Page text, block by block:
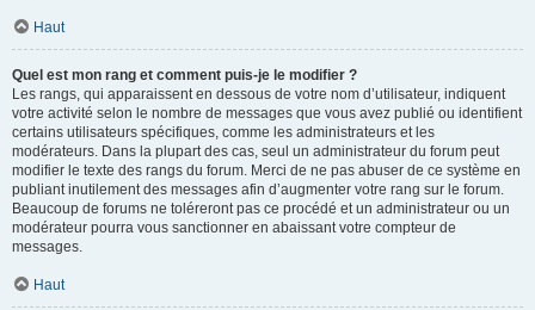
Haut
Quel est mon rang et comment puis-je le modifier ?
Les rangs, qui apparaissent en dessous de votre nom d’utilisateur, indiquent
votre activité selon le nombre de messages que vous avez publié ou identifient
certains utilisateurs spécifiques, comme les administrateurs et les
modérateurs. Dans la plupart des cas, seul un administrateur du forum peut
modifier le texte des rangs du forum. Merci de ne pas abuser de ce système en
publiant inutilement des messages afin d’augmenter votre rang sur le forum.
Beaucoup de forums ne toléreront pas ce procédé et un administrateur ou un
modérateur pourra vous sanctionner en abaissant votre compteur de
messages.
Haut